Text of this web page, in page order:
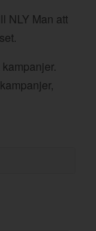
NLY Man att